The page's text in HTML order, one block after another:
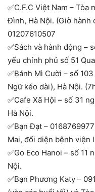
✅C.F.C Việt Nam – Tòa
Đình, Hà Nội. (Giờ hành
01207610507
✅Sách và hành động –
yếu chính phủ số 51
✅Bánh Mì Cười – số
Ngữ kéo dài), Hà Nội.
✅Cafe Xã Hội – số 31
Hà Nội.
✅Bạn Đạt –
Mai, đối diện bệnh viện
✅Go Eco Hanoi – số 11
Nội.
✅Bạn Phương Katy –